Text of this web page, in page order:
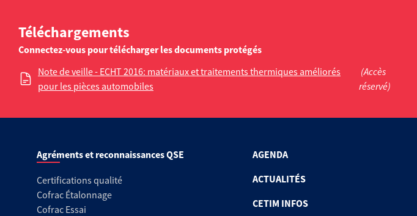
Téléchargements
Connectez-vous pour télécharger les documents protégés
Note de veille - ECHT 2016: matériaux et traitements thermiques améliorés
pour les pièces automobiles
(Accès
réservé)
Agréments et reconnaissances QSE
Certifications qualité
Cofrac Étalonnage
Cofrac Essai
AGENDA
ACTUALITÉS
CETIM INFOS